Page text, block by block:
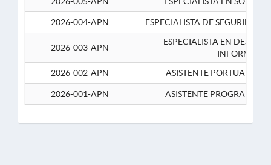
2026-004-APN ESPECIALISTA DE SEGURIDAD
2026-003-APN
ESPECIALISTA EN
2026-002-APN
ASISTENTE PORTUARIO 2-
2026-001-APN ASISTENTE